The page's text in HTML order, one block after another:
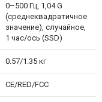
0–500 Гц, 1,04 G
(среднеквадратичное
значение), случайное,
1 час/ось (SSD)
0.57/1.35 кг
CE/RED/FCC